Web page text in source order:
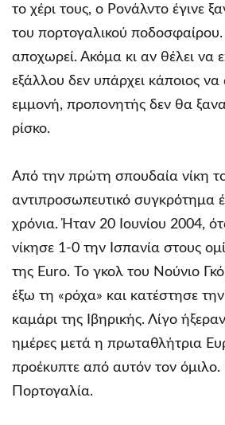
το χέρι τους, ο Ρονάλντο έγινε
του πορτογαλικού ποδοσφαίρου.
αποχωρεί. Ακόμα κι αν θέλει να
εξάλλου δεν υπάρχει κάποιος να
εμμονή, προπονητής δεν θα
ρίσκο.
Από την πρώτη σπουδαία νίκη
αντιπροσωπευτικό συγκρότημα
χρόνια. Ήταν 20 Ιουνίου 2004,
νίκησε 1-0 την Ισπανία στους
της Euro. Το γκολ του Νούνιο
έξω τη «ρόχα» και κατέστησε
καμάρι της Ιβηρικής. Λίγο
ημέρες μετά η πρωταθλήτρια
προέκυπτε από αυτόν τον
Πορτογαλία.